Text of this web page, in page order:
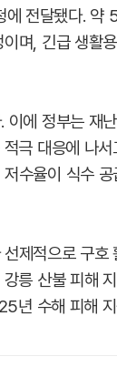
전달됐다. 약
며, 긴급 생활
에 정부는 재
극 대응에 나
수율이 식수
제적으로 구
릉 산불 피해
수해 피해